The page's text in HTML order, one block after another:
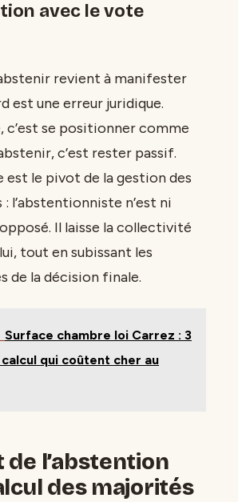
avec le vote
revient à manifester
est une erreur juridique.
se positionner comme
c’est rester passif.
est le pivot de la gestion des
l’abstentionniste n’est ni
Il laisse la collectivité
tout en subissant les
de la décision finale.
Surface chambre loi Carrez : 3
qui coûtent cher au
de l’abstention
des majorités